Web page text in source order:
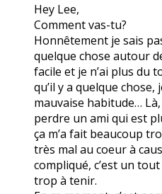
Hey Lee,
Comment vas-tu?
Honnêtement je sais
quelque chose autour
facile et je n’ai plus du
qu’il y a quelque
mauvaise habitude… Là,
perdre un ami qui est
ça m’a fait beaucoup
très mal au coeur à
compliqué, c’est un
trop à tenir.